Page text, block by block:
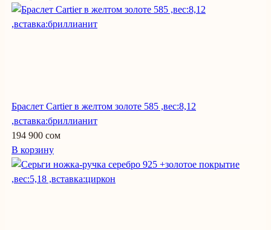
Браслет Cartier в желтом золоте 585 ,вес:8,12
,вставка:бриллианит
194 900 сом
В корзину